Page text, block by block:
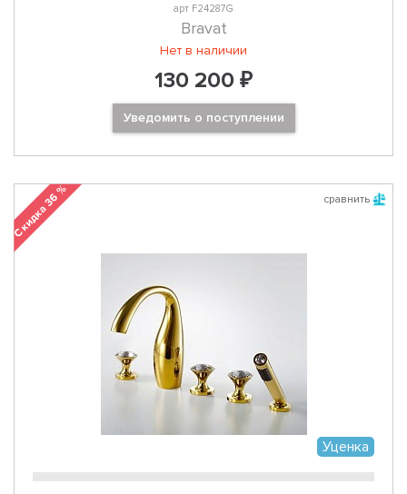
арт F24287G
Bravat
Нет в наличии
130 200 ₽
Уведомить о поступлении
сравнить
Уценка
Скидка 36 %